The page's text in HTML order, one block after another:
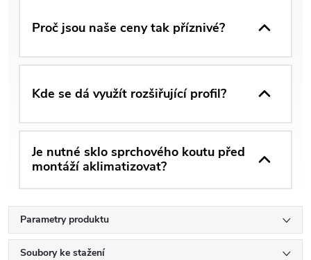
Proč jsou naše ceny tak příznivé?
Kde se dá využít rozšiřující profil?
Je nutné sklo sprchového koutu před
montáží aklimatizovat?
Parametry produktu
Soubory ke stažení